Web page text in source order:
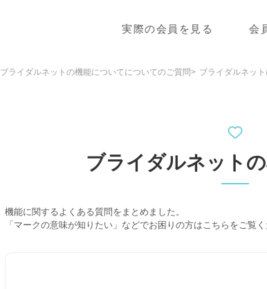
実際の会員を見る 会
ブライダルネットの機能についてについてのご質問 ブライダルネッ
ブライダルネット
機能に関するよくある質問をまとめました。
「マークの意味が知りたい」などでお困りの方はこちらをご覧く